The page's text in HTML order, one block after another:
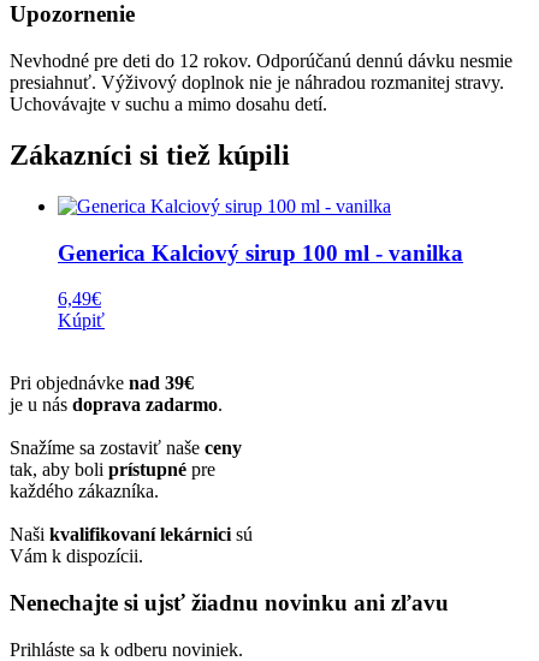
Upozornenie
Nevhodné pre deti do 12 rokov. Odporúčanú dennú dávku nesmie
presiahnuť. Výživový doplnok nie je náhradou rozmanitej stravy.
Uchovávajte v suchu a mimo dosahu detí.
Zákazníci si tiež kúpili
Generica Kalciový sirup 100 ml - vanilka
6,49€
Kúpiť
Pri objednávke nad 39€
je u nás doprava zadarmo.
Snažíme sa zostaviť naše ceny
tak, aby boli prístupné pre
každého zákazníka.
Naši kvalifikovaní lekárnici sú
Vám k dispozícii.
Nenechajte si ujsť žiadnu novinku ani zľavu
Prihláste sa k odberu noviniek.